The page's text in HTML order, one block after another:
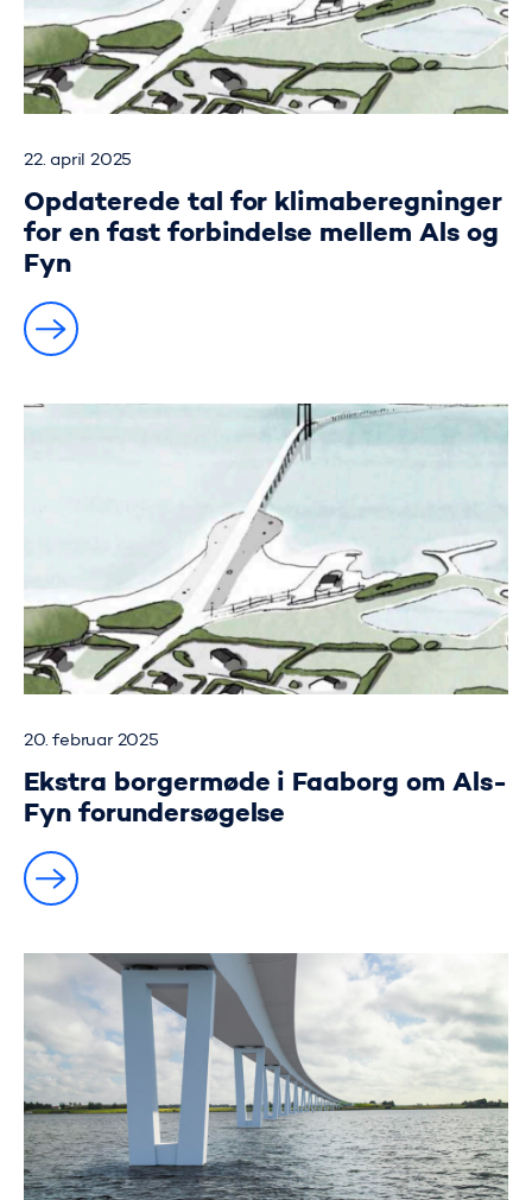
22. april 2025
Opdaterede tal for klimaberegninger
for en fast forbindelse mellem Als og
Fyn
20. februar 2025
Ekstra borgermøde i Faaborg om Als-
Fyn forundersøgelse